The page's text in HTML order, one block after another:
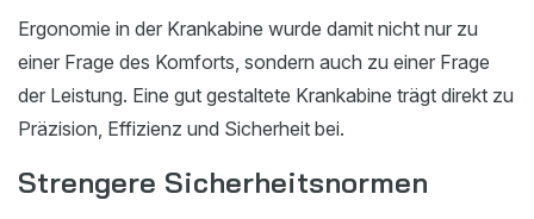
Ergonomie in der Krankabine wurde damit nicht nur zu
einer Frage des Komforts, sondern auch zu einer Frage
der Leistung. Eine gut gestaltete Krankabine trägt direkt zu
Präzision, Effizienz und Sicherheit bei.
Strengere Sicherheitsnormen